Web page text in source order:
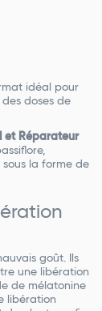
idéal pour
doses de
et Réparateur
la forme de
goût. Ils
une libération
de mélatonine
libération